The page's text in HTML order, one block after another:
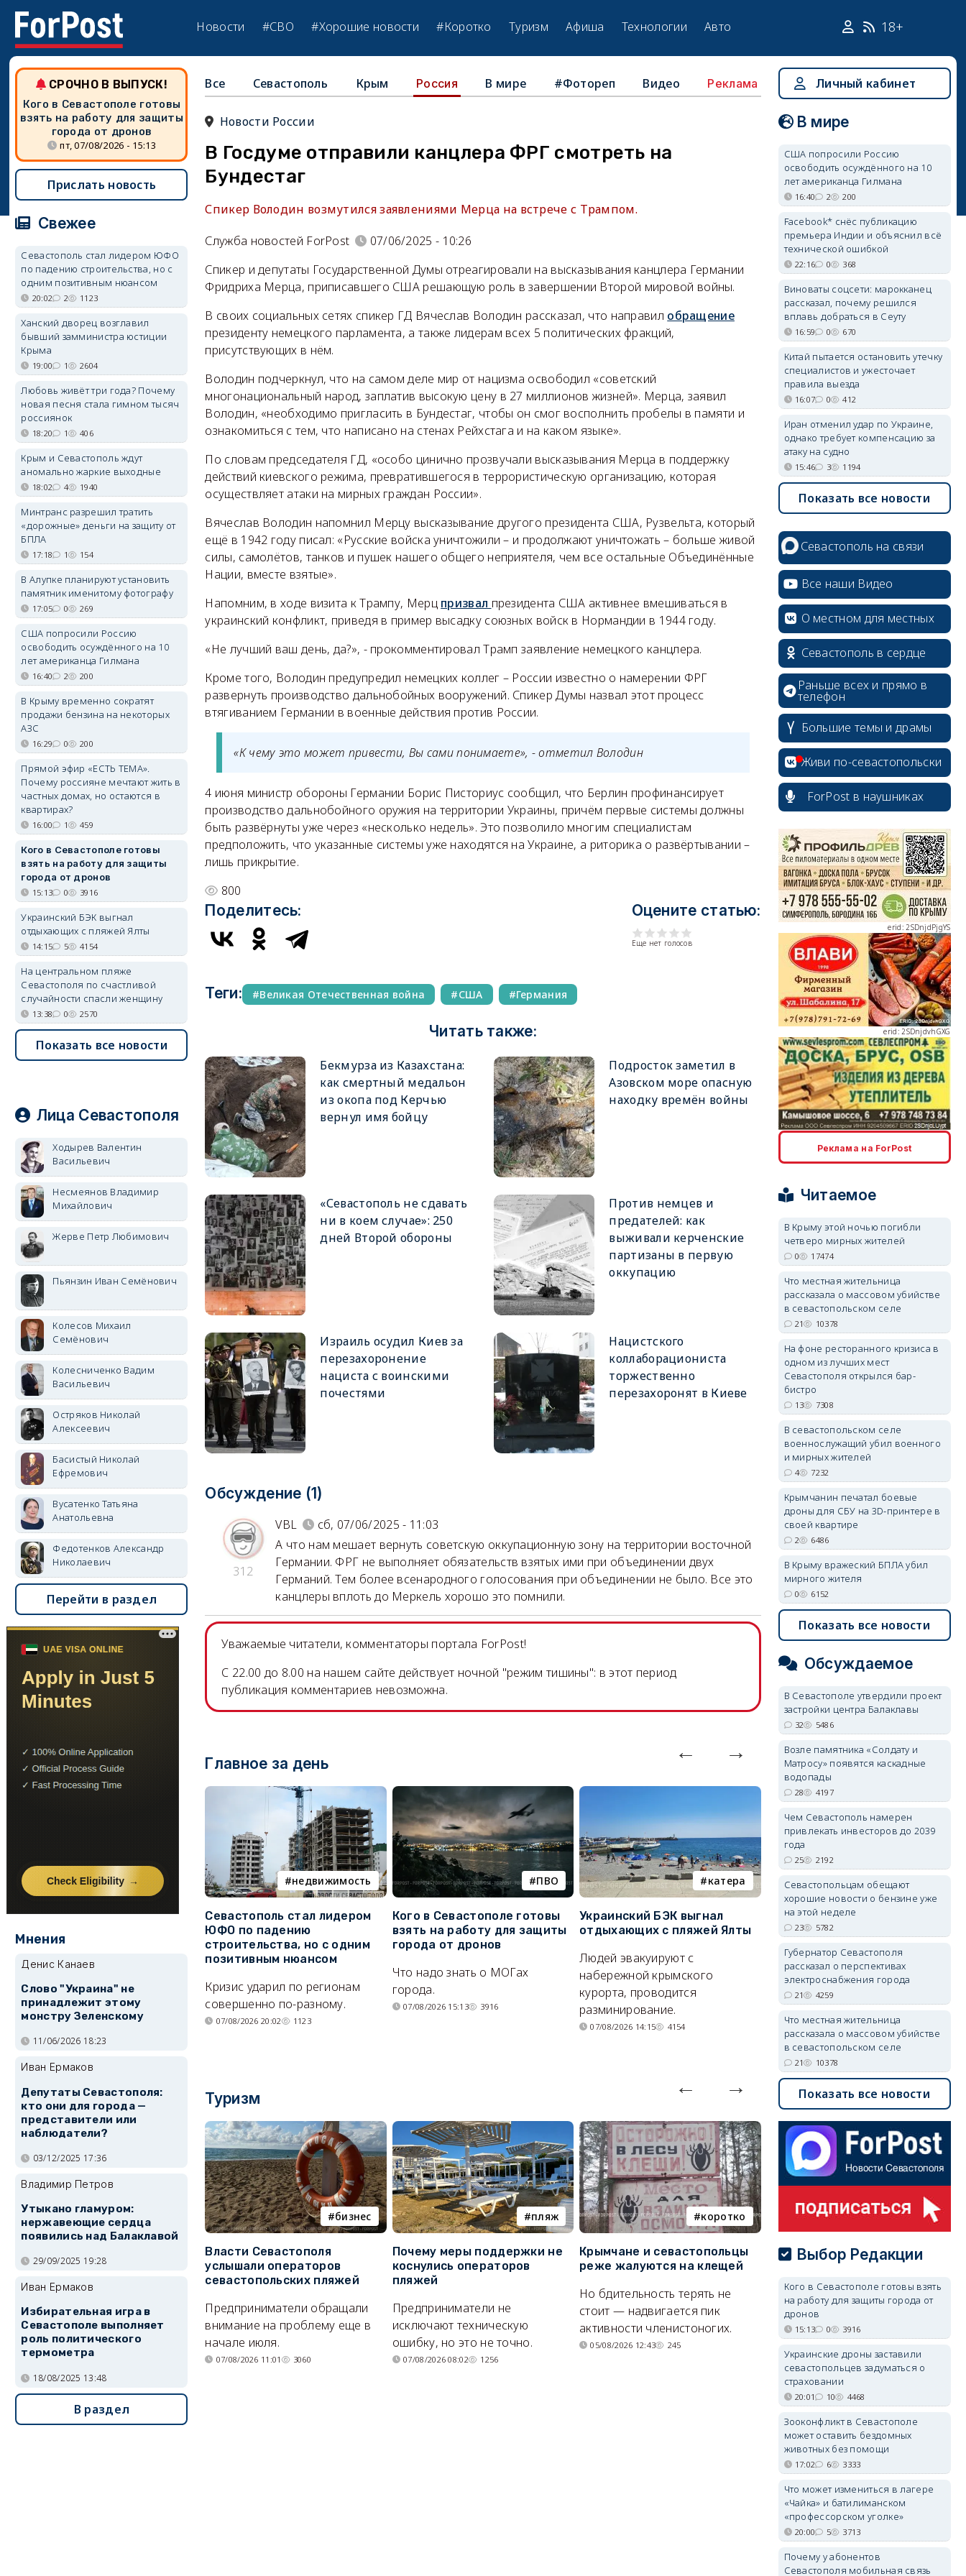
Новости #СВО #Хорошие новости #Коротко Туризм Афиша Технологии Авто 18+
Все Севастополь Крым Россия В мире #Фотореп Видео Реклама
Новости России
В Госдуме отправили канцлера ФРГ смотреть на
Бундестаг
Спикер Володин возмутился заявлениями Мерца на встрече с Трампом.
Служба новостей ForPost
07/06/2025 - 10:26
Спикер и депутаты Государственной Думы отреагировали на высказывания канцлера Германии
Фридриха Мерца, приписавшего США решающую роль в завершении Второй мировой войны.
В своих социальных сетях спикер ГД Вячеслав Володин рассказал, что направил обращение
президенту немецкого парламента, а также лидерам всех 5 политических фракций,
присутствующих в нём.
Володин подчеркнул, что на самом деле мир от нацизма освободил «советский
многонациональный народ, заплатив высокую цену в 27 миллионов жизней». Мерца, заявил
Володин, «необходимо пригласить в Бундестаг, чтобы он смог восполнить пробелы в памяти и
ознакомиться с тем, что написано на стенах Рейхстага и на каком языке».
По словам председателя ГД, «особо цинично прозвучали высказывания Мерца в поддержку
действий киевского режима, превратившегося в террористическую организацию, которая
осуществляет атаки на мирных граждан России».
Вячеслав Володин напомнил Мерцу высказывание другого президента США, Рузвельта, который
ещё в 1942 году писал: «Русские войска уничтожили – и продолжают уничтожать – больше живой
силы, самолётов, танков и пушек нашего общего неприятеля, чем все остальные Объединённые
Нации, вместе взятые».
Напомним, в ходе визита к Трампу, Мерц призвал президента США активнее вмешиваться в
украинский конфликт, приведя в пример высадку союзных войск в Нормандии в 1944 году.
«Не лучший ваш день, да?», - прокомментировал Трамп заявление немецкого канцлера.
Кроме того, Володин предупредил немецких коллег – России известно о намерении ФРГ
развернуть производство дальнобойных вооружений. Спикер Думы назвал этот процесс
втягиванием Германии в военные действия против России.
«К чему это может привести, Вы сами понимаете», - отметил Володин
4 июня министр обороны Германии Борис Писториус сообщил, что Берлин профинансирует
производство дальнобойного оружия на территории Украины, причём первые системы должны
быть развёрнуты уже через «несколько недель». Это позволило многим специалистам
предположить, что указанные системы уже находятся на Украине, а риторика о развёртывании –
лишь прикрытие.
800
Поделитесь: Оцените статью:
Еще нет голосов
Теги: Великая Отечественная война США Германия
Читать также:
Бекмурза из Казахстана:
как смертный медальон
из окопа под Керчью
вернул имя бойцу
Подросток заметил в
Азовском море опасную
находку времён войны
«Севастополь не сдавать
ни в коем случае»: 250
дней Второй обороны
Против немцев и
предателей: как
выживали керченские
партизаны в первую
оккупацию
Израиль осудил Киев за
перезахоронение
нациста с воинскими
почестями
Нацистского
коллаборациониста
торжественно
перезахоронят в Киеве
Обсуждение (1)
312
VBL
сб, 07/06/2025 - 11:03
А что нам мешает вернуть советскую оккупационную зону на территории восточной
Германии. ФРГ не выполняет обязательств взятых ими при объединении двух
Германий. Тем более всенародного голосования при объединении не было. Все это
канцлеры вплоть до Меркель хорошо это помнили.
Уважаемые читатели, комментаторы портала ForPost!
C 22.00 до 8.00 на нашем сайте действует ночной "режим тишины": в этот период
публикация комментариев невозможна.
Главное за день
недвижимость
Севастополь стал лидером
ЮФО по падению
строительства, но с одним
позитивным нюансом
Кризис ударил по регионам
совершенно по-разному.
07/08/2026 20:02 1123
ПВО
Кого в Севастополе готовы
взять на работу для защиты
города от дронов
Что надо знать о МОГах
города.
07/08/2026 15:13 3916
катера
Украинский БЭК выгнал
отдыхающих с пляжей Ялты
Людей эвакуируют с
набережной крымского
курорта, проводится
разминирование.
07/08/2026 14:15 4154
электроснабжение
Губернатор Севастополя
рассказал о перспективах
электроснабжения города
Энергетики, подчеркнул он,
делают практически
невозможное.
07/08/2026 10:13 4259
Туризм
бизнес
Власти Севастополя
услышали операторов
севастопольских пляжей
Предприниматели обращали
внимание на проблему еще в
начале июля.
07/08/2026 11:01 3060
пляж
Почему меры поддержки не
коснулись операторов
пляжей
Предприниматели не
исключают техническую
ошибку, но это не точно.
07/08/2026 08:02 1256
коротко
Крымчане и севастопольцы
реже жалуются на клещей
Но бдительность терять не
стоит — надвигается пик
активности членистоногих.
05/08/2026 12:43 245
Балаклава
В Севастополе утвердили
проект застройки центра
Там появится туристический
квартал с отелями и
парковками.
05/08/2026 08:01 5486
СРОЧНО В ВЫПУСК!
Кого в Севастополе готовы
взять на работу для защиты
города от дронов
пт, 07/08/2026 - 15:13
Прислать новость
Свежее
Севастополь стал лидером ЮФО
по падению строительства, но с
одним позитивным нюансом
20:02 2 1123
Ханский дворец возглавил
бывший замминистра юстиции
Крыма
19:00 1 2604
Любовь живёт три года? Почему
новая песня стала гимном тысяч
россиянок
18:20 1 406
Крым и Севастополь ждут
аномально жаркие выходные
18:02 4 1940
Минтранс разрешил тратить
«дорожные» деньги на защиту от
БПЛА
17:18 1 154
В Алупке планируют установить
памятник именитому фотографу
17:05 0 269
США попросили Россию
освободить осуждённого на 10
лет американца Гилмана
16:40 2 200
В Крыму временно сократят
продажи бензина на некоторых
АЗС
16:29 0 200
Прямой эфир «ЕСТЬ ТЕМА».
Почему россияне мечтают жить в
частных домах, но остаются в
квартирах?
16:00 1 459
Кого в Севастополе готовы
взять на работу для защиты
города от дронов
15:13 0 3916
Украинский БЭК выгнал
отдыхающих с пляжей Ялты
14:15 5 4154
На центральном пляже
Севастополя по счастливой
случайности спасли женщину
13:38 0 2570
Показать все новости
Лица Севастополя
Ходырев Валентин
Васильевич
Несмеянов Владимир
Михайлович
Жерве Петр Любимович
Пьянзин Иван Семёнович
Колесов Михаил
Семёнович
Колесниченко Вадим
Васильевич
Остряков Николай
Алексеевич
Басистый Николай
Ефремович
Вусатенко Татьяна
Анатольевна
Федотенков Александр
Николаевич
Перейти в раздел
Мнения
Денис Канаев
Слово "Украина" не
принадлежит этому
монстру Зеленскому
11/06/2026 18:23
Иван Ермаков
Депутаты Севастополя:
кто они для города —
представители или
наблюдатели?
03/12/2025 17:36
Владимир Петров
Утыкано гламуром:
нержавеющие сердца
появились над Балаклавой
29/09/2025 19:28
Иван Ермаков
Избирательная игра в
Севастополе выполняет
роль политического
термометра
18/08/2025 13:48
В раздел
Личный кабинет
В мире
США попросили Россию
освободить осуждённого на 10
лет американца Гилмана
16:40 2 200
Facebook* снёс публикацию
премьера Индии и объяснил всё
технической ошибкой
22:16 0 368
Виноваты соцсети: марокканец
рассказал, почему решился
вплавь добраться в Сеуту
16:59 0 670
Китай пытается остановить утечку
специалистов и ужесточает
правила выезда
16:07 0 412
Иран отменил удар по Украине,
однако требует компенсацию за
атаку на судно
15:46 3 1194
Показать все новости
Севастополь на связи
Все наши Видео
О местном для местных
Севастополь в сердце
Раньше всех и прямо в
телефон
Большие темы и драмы
Живи по-севастопольски
ForPost в наушниках
erid: 2SDnjdPjgYS
erid: 2SDnjdvhGXG
erid: 2SDnjcLUypt
erid: 2SDnjcrDNw6
erid: 2SDnjdvhGXG
Реклама на ForPost
Читаемое
В Крыму этой ночью погибли
четверо мирных жителей
0 17474
Что местная жительница
рассказала о массовом убийстве
в севастопольском селе
21 10378
На фоне ресторанного кризиса в
одном из лучших мест
Севастополя открылся бар-
бистро
13 7308
В севастопольском селе
военнослужащий убил военного
и мирных жителей
4 7232
Крымчанин печатал боевые
дроны для СБУ на 3D-принтере в
своей квартире
2 6486
В Крыму вражеский БПЛА убил
мирного жителя
0 6152
Показать все новости
Обсуждаемое
В Севастополе утвердили проект
застройки центра Балаклавы
32 5486
Возле памятника «Солдату и
Матросу» появятся каскадные
водопады
28 4197
Чем Севастополь намерен
привлекать инвесторов до 2039
года
25 2192
Севастопольцам обещают
хорошие новости о бензине уже
на этой неделе
23 5782
Губернатор Севастополя
рассказал о перспективах
электроснабжения города
21 4259
Что местная жительница
рассказала о массовом убийстве
в севастопольском селе
21 10378
Показать все новости
Выбор Редакции
Кого в Севастополе готовы взять
на работу для защиты города от
дронов
15:13 0 3916
Украинские дроны заставили
севастопольцев задуматься о
страховании
20:01 10 4468
Зооконфликт в Севастополе
может оставить бездомных
животных без помощи
17:02 6 3333
Что может измениться в лагере
«Чайка» и батилиманском
«профессорском уголке»
20:00 5 3713
Почему у абонентов
Севастополя мобильная связь